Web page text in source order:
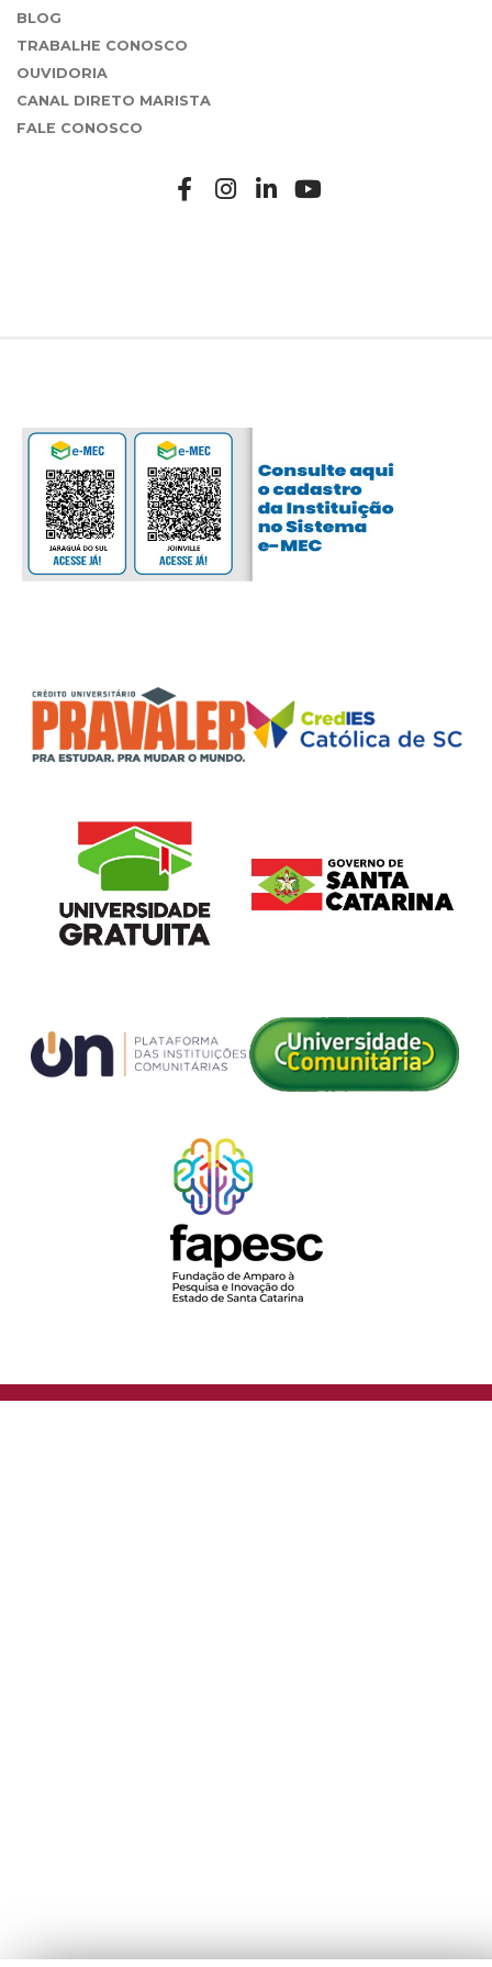
BLOG
TRABALHE CONOSCO
OUVIDORIA
CANAL DIRETO MARISTA
FALE CONOSCO